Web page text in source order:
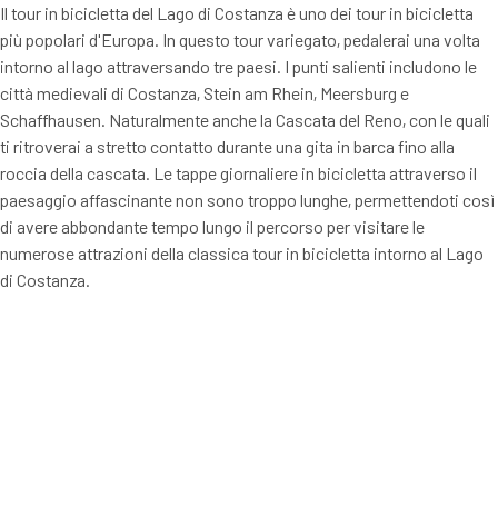
Il tour in bicicletta del Lago di Costanza è uno dei tour in bicicletta
più popolari d'Europa. In questo tour variegato, pedalerai una volta
intorno al lago attraversando tre paesi. I punti salienti includono le
città medievali di Costanza, Stein am Rhein, Meersburg e
Schaffhausen. Naturalmente anche la Cascata del Reno, con le quali
ti ritroverai a stretto contatto durante una gita in barca fino alla
roccia della cascata. Le tappe giornaliere in bicicletta attraverso il
paesaggio affascinante non sono troppo lunghe, permettendoti così
di avere abbondante tempo lungo il percorso per visitare le
numerose attrazioni della classica tour in bicicletta intorno al Lago
di Costanza.